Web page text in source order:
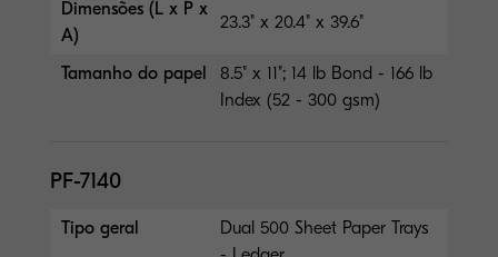
Dimensões (L x P x
A)
23.3" x 20.4" x 39.6"
Tamanho do papel
8.5" x 11"; 14 lb Bond - 166 lb
Index (52 - 300 gsm)
PF-7140
Tipo geral
Dual 500 Sheet Paper Trays